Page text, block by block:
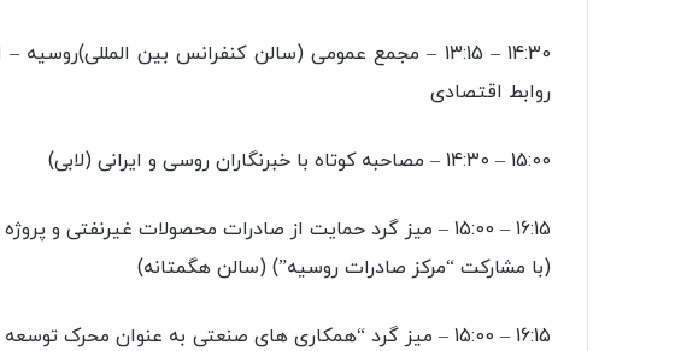
14:30 – 13:15 – مجمع عمومی (سالن کنفرانس بین
روابط اقتصادی
15:00 – 14:30 – مصاحبه کوتاه با خبرنگاران روسی و ایرانی (لابی)
16:15 – 15:00 – میز گرد حمایت از صادرات محصولات غیرنفتی و پروژه های مشارکتی
(با مشارکت “مرکز صادرات روسیه”) (سالن هگمتانه)
16:15 – 15:00 – میز گرد “همکاری های صنعتی به عنوان محرک